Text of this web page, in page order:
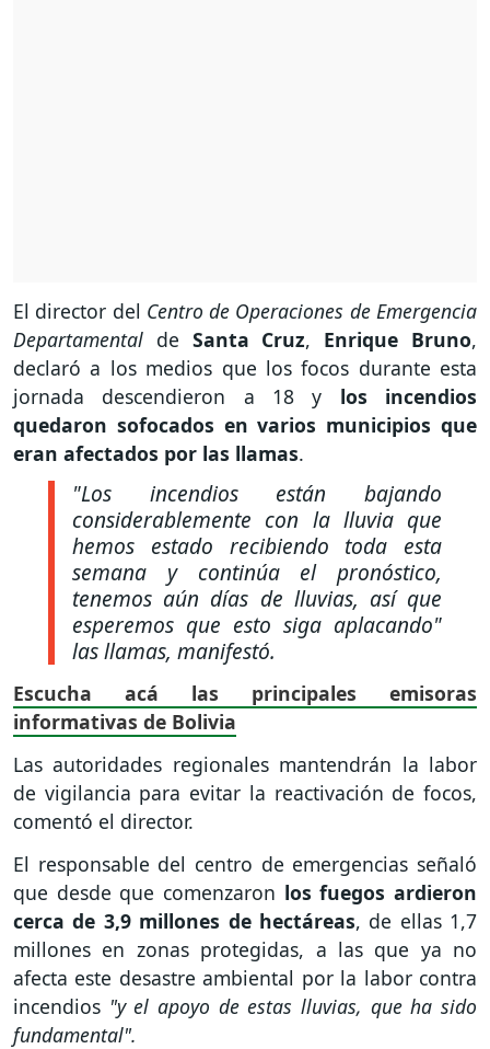
El director del Centro de Operaciones de Emergencia
Departamental de Santa Cruz, Enrique Bruno,
declaró a los medios que los focos durante esta
jornada descendieron a 18 y los incendios
quedaron sofocados en varios municipios que
eran afectados por las llamas.
"Los incendios están bajando
considerablemente con la lluvia que
hemos estado recibiendo toda esta
semana y continúa el pronóstico,
tenemos aún días de lluvias, así que
esperemos que esto siga aplacando"
las llamas, manifestó.
Escucha acá las principales emisoras
informativas de Bolivia
Las autoridades regionales mantendrán la labor
de vigilancia para evitar la reactivación de focos,
comentó el director.
El responsable del centro de emergencias señaló
que desde que comenzaron los fuegos ardieron
cerca de 3,9 millones de hectáreas, de ellas 1,7
millones en zonas protegidas, a las que ya no
afecta este desastre ambiental por la labor contra
incendios "y el apoyo de estas lluvias, que ha sido
fundamental".